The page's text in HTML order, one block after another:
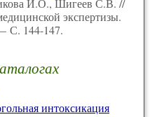
И.О., Шигеев С.В. //
экспертизы.
С. 144-147.
интоксикация